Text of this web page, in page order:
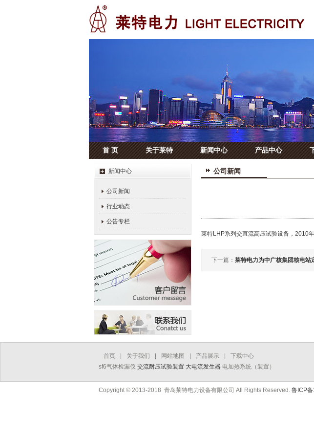
首 页 关于莱特 新闻中心 产品中心
新闻中心
公司新闻
行业动态
公告专栏
公司新闻
莱特LHP系列交直流高压试验设备，2010
下一篇： 莱特电力为中广核集团核电站
首页 关于我们 网站地图 产品展示
下载中心
sf6气体检漏仪 交流耐压试验装置 大电流发生器 电加热系统（装置）
Copyright © 2013-2018 青岛莱特电力设备有限公司 All Rights Reserved. 鲁ICP